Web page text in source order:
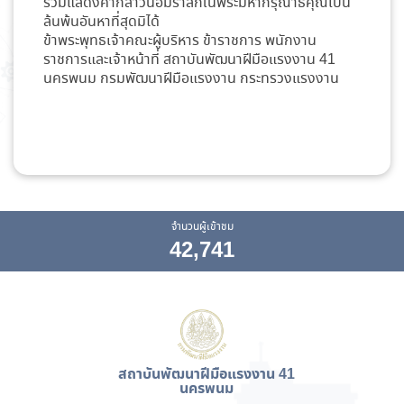
ล้นพ้นอันหาที่สุดมิได้
ข้าพระพุทธเจ้าคณะผู้บริหาร ข้าราชการ พนักงาน
ราชการและเจ้าหน้าที่ สถาบันพัฒนาฝีมือแรงงาน 41
นครพนม กรมพัฒนาฝีมือแรงงาน กระทรวงแรงงาน
จำนวนผู้เข้าชม
42,741
สถาบันพัฒนาฝีมือแรงงาน 41
นครพนม